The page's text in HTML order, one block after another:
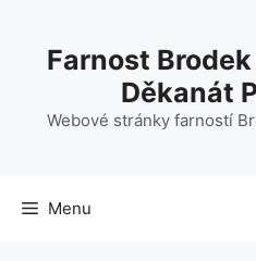
obsahFarnost Brodek
Děkanát
Webové stránky farností
Menu